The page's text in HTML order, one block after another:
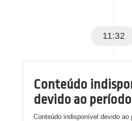
11:32
Conteúdo
devido ao
Conteúdo indisponível devido ao